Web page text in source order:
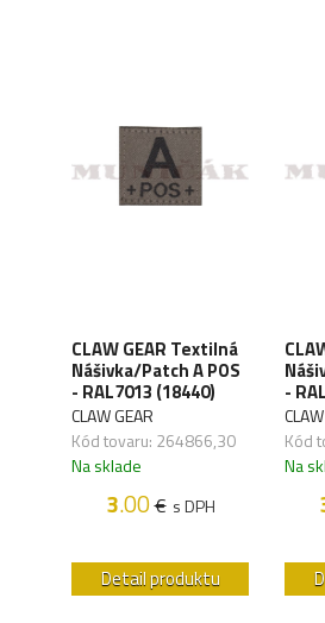
CLAW GEAR Textilná
Nášivka/Patch A POS
- RAL7013 (18440)
CLAW GEAR
Kód tovaru: 264866,30
Na sklade
3.00€ s DPH
Detail produktu
-
Kód
Na